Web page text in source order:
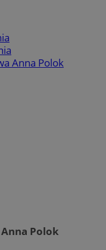
Anna Polok
Polok